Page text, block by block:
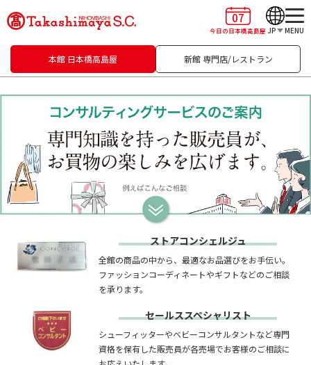
07
今日の日本橋高島屋 JP MENU
本館 日本橋高島屋 新館 専門店/レストラン
ストアコンシェルジュ
全館の商品の中から、最適なお品選びをお手伝い。
ファッションコーディネートやギフトなどのご相談
を承ります。
セールススペシャリスト
シューフィッターやベビーコンサルタントなど専門
資格を保有した販売員が各売場でお客様のご相談に